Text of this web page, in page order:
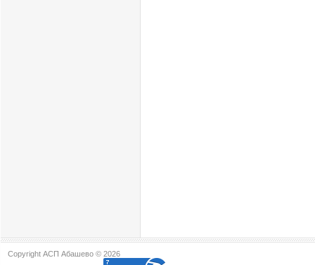
Copyright АСП Абашево © 2026